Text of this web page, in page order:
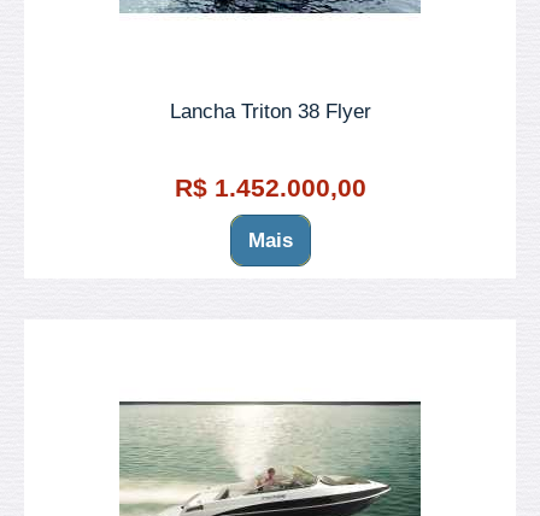
Lancha Triton 38 Flyer
R$ 1.452.000,00
Mais